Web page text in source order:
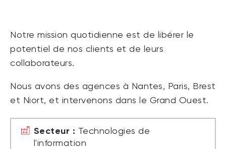
Notre mission quotidienne est de libérer le
potentiel de nos clients et de leurs
collaborateurs.
Nous avons des agences à Nantes, Paris, Brest
et Niort, et intervenons dans le Grand Ouest.
Secteur : Technologies de
l'information